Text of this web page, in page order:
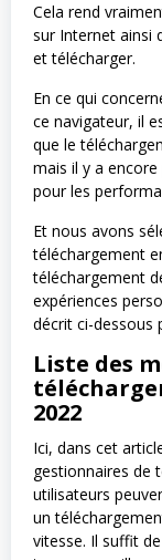
Cela rend
sur Internet ainsi
et télécharger.
En ce qui
ce navigateur, il
que le
mais il y a
pour les
Et nous avons
téléchargement
téléchargement
expériences
décrit ci-dessous
Liste des
2022
Ici, dans cet
gestionnaires de
utilisateurs
un
vitesse. Il suffit